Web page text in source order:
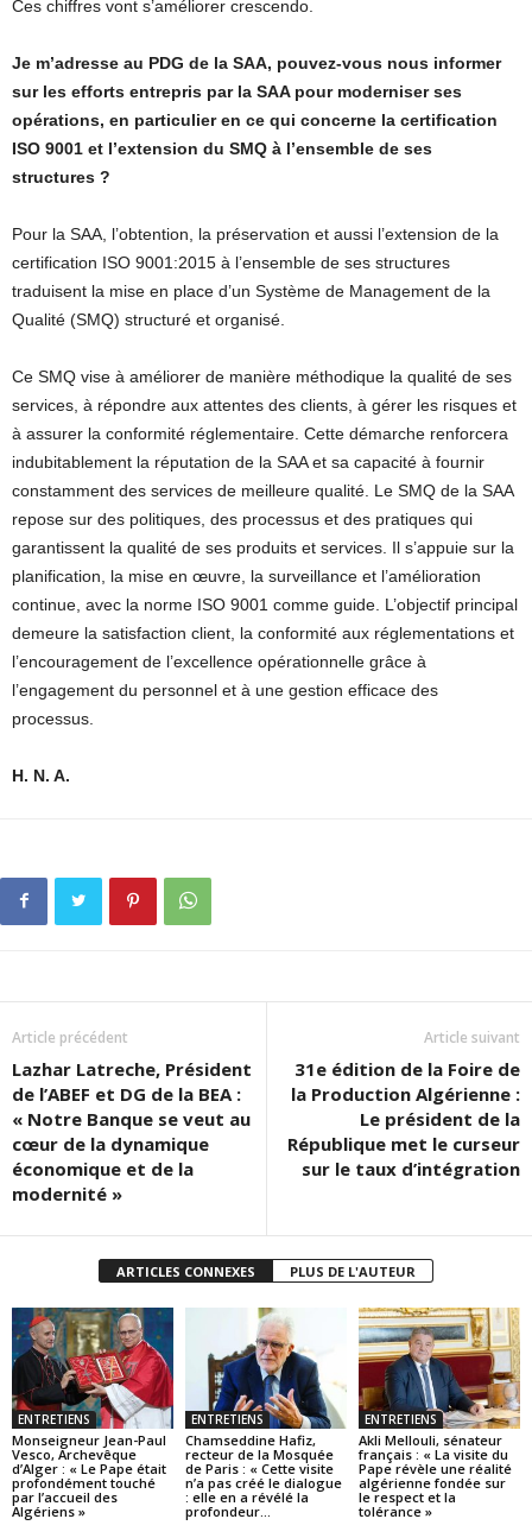
Ces chiffres vont s’améliorer crescendo.
Je m’adresse au PDG de la SAA, pouvez-vous nous informer
sur les efforts entrepris par la SAA pour moderniser ses
opérations, en particulier en ce qui concerne la certification
ISO 9001 et l’extension du SMQ à l’ensemble de ses
structures ?
Pour la SAA, l’obtention, la préservation et aussi l’extension de la
certification ISO 9001:2015 à l’ensemble de ses structures
traduisent la mise en place d’un Système de Management de la
Qualité (SMQ) structuré et organisé.
Ce SMQ vise à améliorer de manière méthodique la qualité de ses
services, à répondre aux attentes des clients, à gérer les risques et
à assurer la conformité réglementaire. Cette démarche renforcera
indubitablement la réputation de la SAA et sa capacité à fournir
constamment des services de meilleure qualité. Le SMQ de la SAA
repose sur des politiques, des processus et des pratiques qui
garantissent la qualité de ses produits et services. Il s’appuie sur la
planification, la mise en œuvre, la surveillance et l’amélioration
continue, avec la norme ISO 9001 comme guide. L’objectif principal
demeure la satisfaction client, la conformité aux réglementations et
l’encouragement de l’excellence opérationnelle grâce à
l’engagement du personnel et à une gestion efficace des
processus.
H. N. A.
Article précédent
Lazhar Latreche, Président
de l’ABEF et DG de la BEA :
« Notre Banque se veut au
cœur de la dynamique
économique et de la
modernité »
Article suivant
31e édition de la Foire de
la Production Algérienne :
Le président de la
République met le curseur
sur le taux d’intégration
ARTICLES CONNEXES PLUS DE L'AUTEUR
ENTRETIENS
Monseigneur Jean-Paul
Vesco, Archevêque
d’Alger : « Le Pape était
profondément touché
par l’accueil des
Algériens »
ENTRETIENS
Chamseddine Hafiz,
recteur de la Mosquée
de Paris : « Cette visite
n’a pas créé le dialogue
: elle en a révélé la
profondeur...
ENTRETIENS
Akli Mellouli, sénateur
français : « La visite du
Pape révèle une réalité
algérienne fondée sur
le respect et la
tolérance »